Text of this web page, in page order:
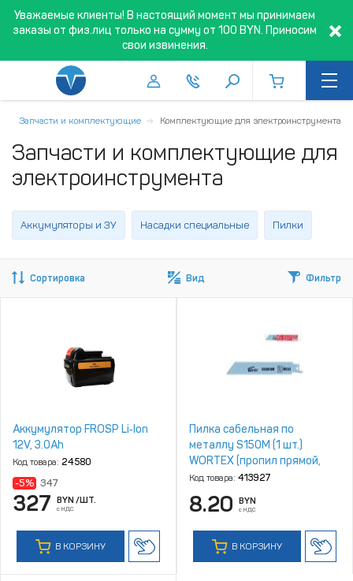
Уважаемые клиенты! В настоящий момент мы принимаем
заказы от физ.лиц только на сумму от 100 BYN. Приносим
свои извинения.
Запчасти и комплектующие Комплектующие для электроинструмента
Запчасти и комплектующие для
электроинструмента
Аккумуляторы и ЗУ Насадки специальные Пилки
Сортировка Вид Фильтр
Аккумулятор FROSP Li‑Ion
12V, 3.0Ah
Код товара: 24580
-5% 347
327 BYN /ШТ.
с НДС
В КОРЗИНУ
Пилка сабельная по
металлу S150M (1 шт.)
WORTEX (пропил прямой,
тонкий, для базовых работ)
Код товара: 413927
8.20 BYN
с НДС
В КОРЗИНУ